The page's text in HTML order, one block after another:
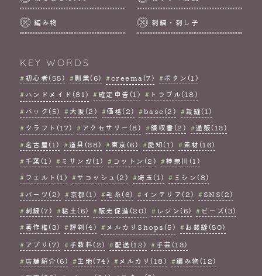
編み物 刺繍・刺し子
KEY WORDS
初心者(55) 副業(6) creema(7)
ボタン(1)
ハンドメイド(81)
確定申告(1)
トラブル(18)
バッグ(5)
大阪(2) 価格(2) base(2)
裁縫(1)
クラフト(17)
アクセサリー(8) 領収書(2)
通販(13)
名古屋(1)
道具(38) 東京(6) 愛知(1)
素材(16)
千葉(1)
ミサンガ(1) コットン(2)
神奈川(1)
フェルト(1)
サコッシュ(2) 埼玉(1)
ミシン(8)
パーツ(2)
京都(1) 毛糸(6) インテリア(2)
SNS(2)
刺繍(7)
粘土(6) 販売促進(20) レジン(6)
ビーズ(3)
著作権(3)
評判(4) メルカリShops(5)
お裁縫(50)
アプリ(7)
手数料(2) 配送(12)
手芸(13)
店舗紹介(6)
生地(74) メルカリ(18)
編み物(12)